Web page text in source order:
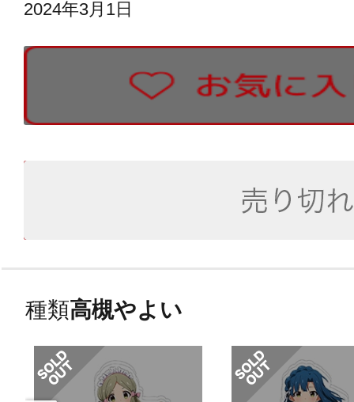
2024年3月1日
種類高槻やよい